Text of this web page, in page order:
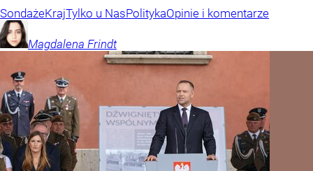
SondażeKrajTylko u NasPolitykaOpinie i komentarze
Magdalena Frindt